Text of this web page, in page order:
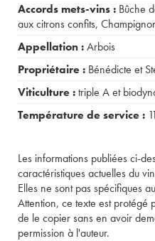
Accords mets-vins : Bûche
aux citrons confits,
Appellation :Arbois
Propriétaire : Bénédicte et
Viticulture :triple A et
Température de service :
Les informations publiées ci-
caractéristiques actuelles du
Elles ne sont pas spécifiques
Attention, ce texte est protégé
de le copier sans en avoir
permission à l'auteur.